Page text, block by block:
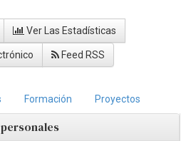
Ver Las Estadísticas
Feed RSS
Formación Proyectos